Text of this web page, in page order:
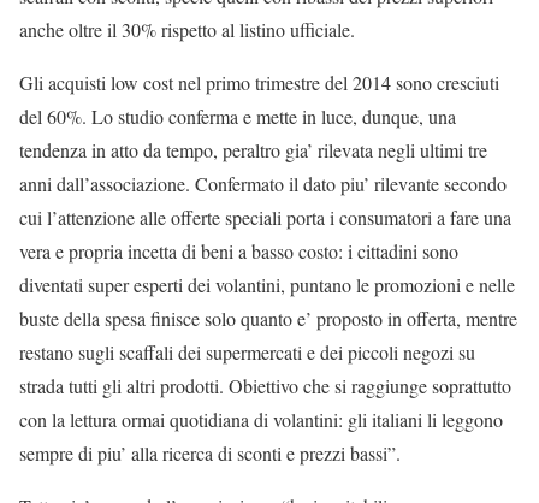
anche oltre il 30% rispetto al listino ufficiale.
Gli acquisti low cost nel primo trimestre del 2014 sono cresciuti
del 60%. Lo studio conferma e mette in luce, dunque, una
tendenza in atto da tempo, peraltro gia’ rilevata negli ultimi tre
anni dall’associazione. Confermato il dato piu’ rilevante secondo
cui l’attenzione alle offerte speciali porta i consumatori a fare una
vera e propria incetta di beni a basso costo: i cittadini sono
diventati super esperti dei volantini, puntano le promozioni e nelle
buste della spesa finisce solo quanto e’ proposto in offerta, mentre
restano sugli scaffali dei supermercati e dei piccoli negozi su
strada tutti gli altri prodotti. Obiettivo che si raggiunge soprattutto
con la lettura ormai quotidiana di volantini: gli italiani li leggono
sempre di piu’ alla ricerca di sconti e prezzi bassi”.